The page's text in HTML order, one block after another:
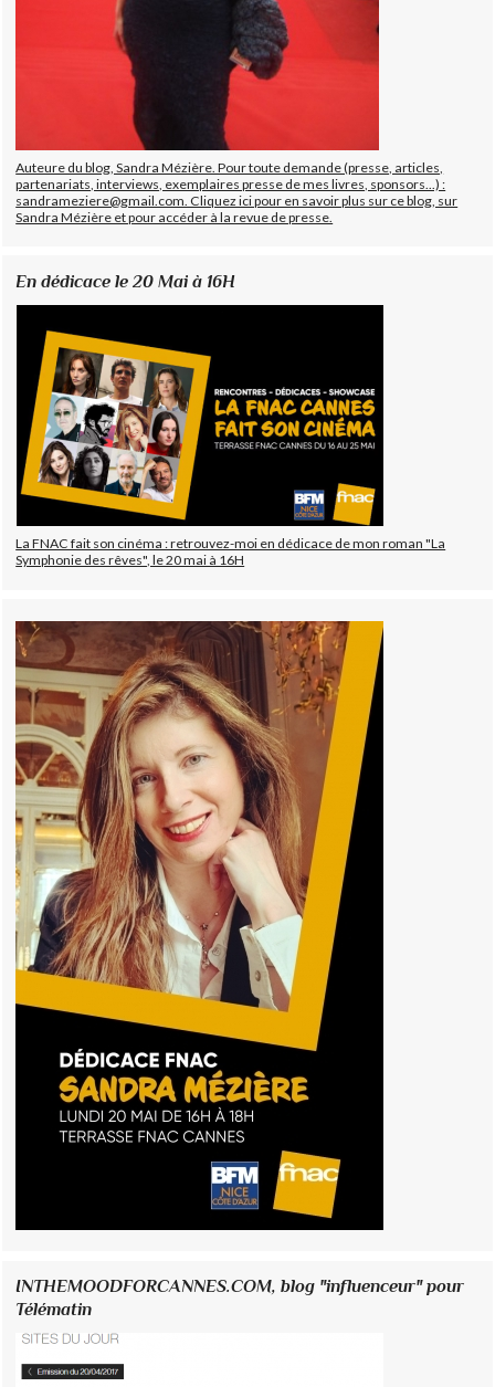
Auteure du blog, Sandra Mézière. Pour toute demande (presse, articles,
partenariats, interviews, exemplaires presse de mes livres, sponsors...) :
sandrameziere@gmail.com. Cliquez ici pour en savoir plus sur ce blog, sur
Sandra Mézière et pour accéder à la revue de presse.
En dédicace le 20 Mai à 16H
La FNAC fait son cinéma : retrouvez-moi en dédicace de mon roman "La
Symphonie des rêves", le 20 mai à 16H
INTHEMOODFORCANNES.COM, blog "influenceur" pour
Télématin